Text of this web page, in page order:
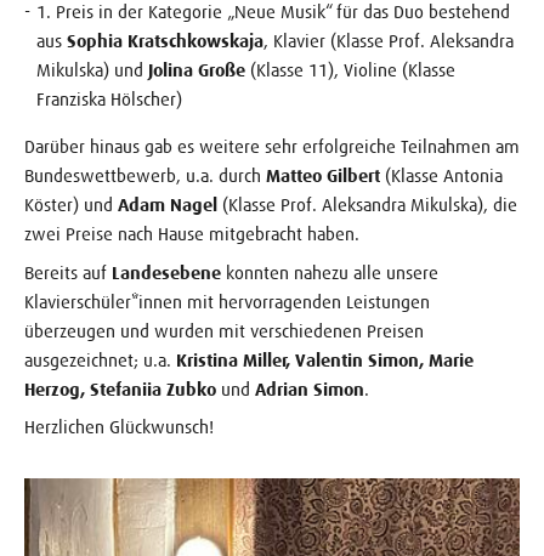
1. Preis in der Kategorie „Neue Musik“ für das Duo bestehend
aus Sophia Kratschkowskaja, Klavier (Klasse Prof. Aleksandra
Mikulska) und Jolina Große (Klasse 11), Violine (Klasse
Franziska Hölscher)
Darüber hinaus gab es weitere sehr erfolgreiche Teilnahmen am
Bundeswettbewerb, u.a. durch Matteo Gilbert (Klasse Antonia
Köster) und Adam Nagel (Klasse Prof. Aleksandra Mikulska), die
zwei Preise nach Hause mitgebracht haben.
Bereits auf Landesebene konnten nahezu alle unsere
Klavierschüler*innen mit hervorragenden Leistungen
überzeugen und wurden mit verschiedenen Preisen
ausgezeichnet; u.a. Kristina Miller, Valentin Simon, Marie
Herzog, Stefaniia Zubko und Adrian Simon.
Herzlichen Glückwunsch!